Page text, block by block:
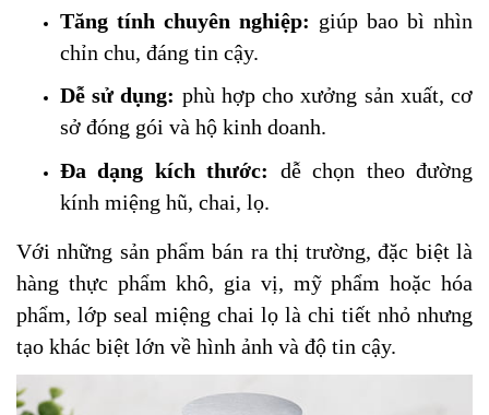
Tăng tính chuyên nghiệp: giúp bao bì nhìn
chỉn chu, đáng tin cậy.
Dễ sử dụng: phù hợp cho xưởng sản xuất, cơ
sở đóng gói và hộ kinh doanh.
Đa dạng kích thước: dễ chọn theo đường
kính miệng hũ, chai, lọ.
Với những sản phẩm bán ra thị trường, đặc biệt là
hàng thực phẩm khô, gia vị, mỹ phẩm hoặc hóa
phẩm, lớp seal miệng chai lọ là chi tiết nhỏ nhưng
tạo khác biệt lớn về hình ảnh và độ tin cậy.